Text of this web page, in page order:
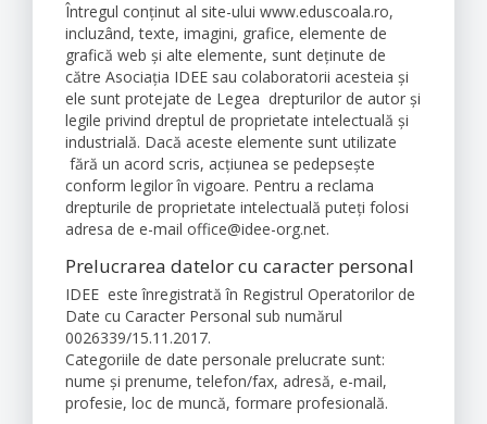
Întregul conţinut al site-ului www.eduscoala.ro,
incluzând, texte, imagini, grafice, elemente de
grafică web şi alte elemente, sunt deţinute de
către Asociația IDEE sau colaboratorii acesteia şi
ele sunt protejate de Legea drepturilor de autor şi
legile privind dreptul de proprietate intelectuală şi
industrială. Dacă aceste elemente sunt utilizate
fără un acord scris, acțiunea se pedepseşte
conform legilor în vigoare. Pentru a reclama
drepturile de proprietate intelectuală puteţi folosi
adresa de e-mail office@idee-org.net.
Prelucrarea datelor cu caracter personal
IDEE este înregistrată în Registrul Operatorilor de
Date cu Caracter Personal sub numărul
0026339/15.11.2017.
Categoriile de date personale prelucrate sunt:
nume şi prenume, telefon/fax, adresă, e-mail,
profesie, loc de muncă, formare profesională.